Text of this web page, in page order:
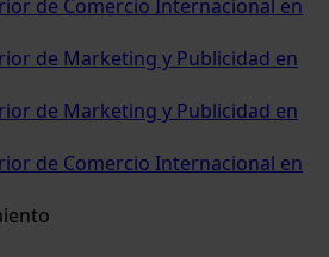
de Comercio Internacional en
de Marketing y Publicidad en
de Marketing y Publicidad en
de Comercio Internacional en